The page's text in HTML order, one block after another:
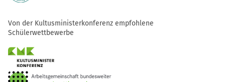
Von der Kultusministerkonferenz empfohlene
Schülerwettbewerbe